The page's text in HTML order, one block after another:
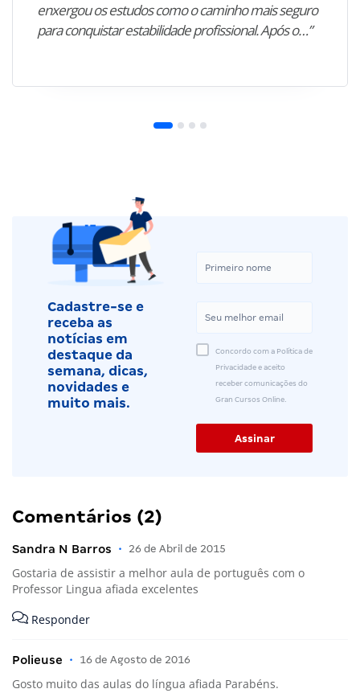
enxergou os estudos como o caminho mais seguro
para conquistar estabilidade profissional. Após o…”
Cadastre-se e
receba as
notícias em
destaque da
semana, dicas,
novidades e
muito mais.
Concordo com a Política de
Privacidade e aceito
receber comunicações do
Gran Cursos Online.
Comentários (2)
Sandra N Barros • 26 de Abril de 2015
Gostaria de assistir a melhor aula de português com o
Professor Lingua afiada excelentes
Responder
Polieuse • 16 de Agosto de 2016
Gosto muito das aulas do língua afiada Parabéns.